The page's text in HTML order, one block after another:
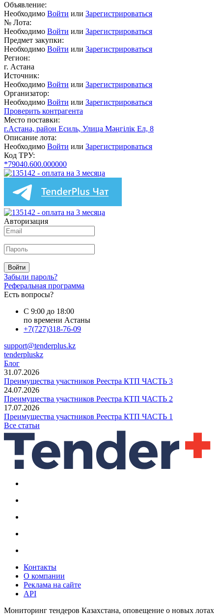
Объявление:
Необходимо Войти или Зарегистрироваться
№ Лота:
Необходимо Войти или Зарегистрироваться
Предмет закупки:
Необходимо Войти или Зарегистрироваться
Регион:
г. Астана
Источник:
Необходимо Войти или Зарегистрироваться
Организатор:
Необходимо Войти или Зарегистрироваться
Проверить контрагента
Место поставки:
г.Астана, район Есиль, Улица Мәңгілік Ел, 8
Описание лота:
Необходимо Войти или Зарегистрироваться
Код ТРУ:
*79040.600.000000
Авторизация
Войти
Забыли пароль?
Реферальная программа
Есть вопросы?
С 9:00 до 18:00
по времени Астаны
+7(727)318-76-09
support@tenderplus.kz
tenderpluskz
Блог
31.07.2026
Преимущества участников Реестра КТП ЧАСТЬ 3
24.07.2026
Преимущества участников Реестра КТП ЧАСТЬ 2
17.07.2026
Преимущества участников Реестра КТП ЧАСТЬ 1
Все статьи
Контакты
О компании
Реклама на сайте
API
Мониторинг тендеров Казахстана, оповещение о новых лотах